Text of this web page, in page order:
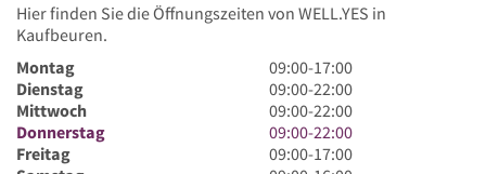
Hier finden Sie die Öffnungszeiten von WELL.YES in
Kaufbeuren.
Montag
9
Uhr
bis
17
Uhr
09:00-17:00
Dienstag
9
Uhr
bis
22
09:00-22:00
Mittwoch
9
Uhr
bis
09:00-22:00
Donnerstag
9
Uhr
09:00-22:00
Freitag
9
09:00-17:00